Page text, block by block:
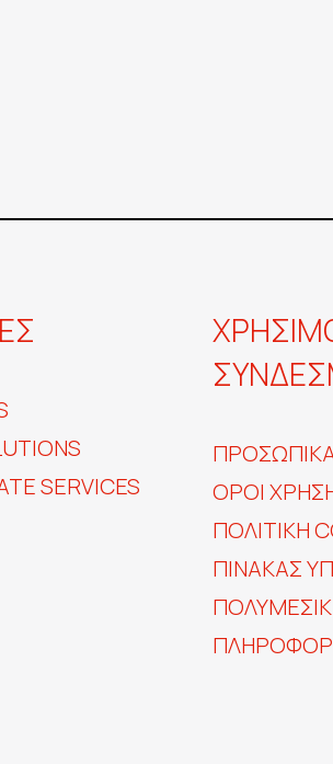
SERVICES
ΟΡΟΙ
ΠΟΛΙΤΙΚΗ
ΠΊΝΑΚΑΣ